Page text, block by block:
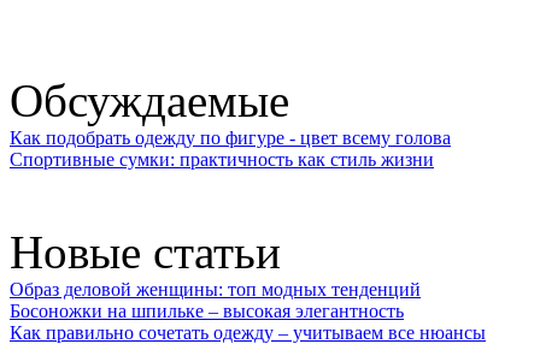
Обсуждаемые
Как подобрать одежду по фигуре - цвет всему голова
Спортивные сумки: практичность как стиль жизни
Новые статьи
Образ деловой женщины: топ модных тенденций
Босоножки на шпильке – высокая элегантность
Как правильно сочетать одежду – учитываем все нюансы